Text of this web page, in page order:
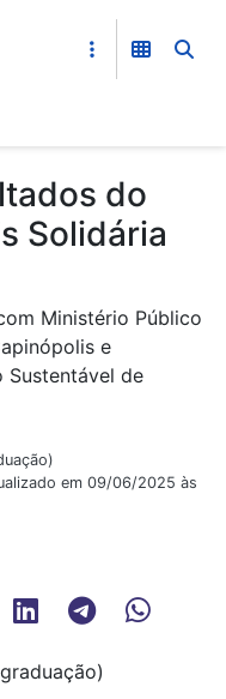
do
Solidária
Ministério Público
e
Sustentável de
em 09/06/2025 às